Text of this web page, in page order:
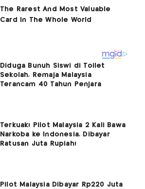
Diduga Bunuh Siswi di Toilet
Sekolah, Remaja Malaysia
Terancam 40 Tahun Penjara
Terkuak! Pilot Malaysia 2 Kali Bawa
Narkoba ke Indonesia, Dibayar
Ratusan Juta Rupiah!
Pilot Malaysia Dibayar Rp220 Juta